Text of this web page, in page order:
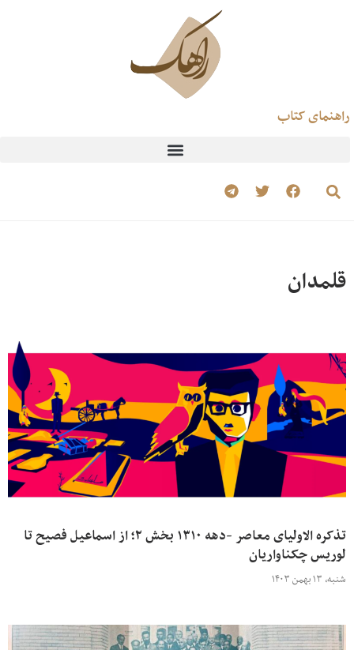
راهنمای کتاب
قلمدان
تذکره الاولیای معاصر -دهه ۱۳۱۰ بخش ۲؛ از اسماعیل فصیح تا
لوریس چکناواریان
شنبه، ۱۳ بهمن ۱۴۰۳